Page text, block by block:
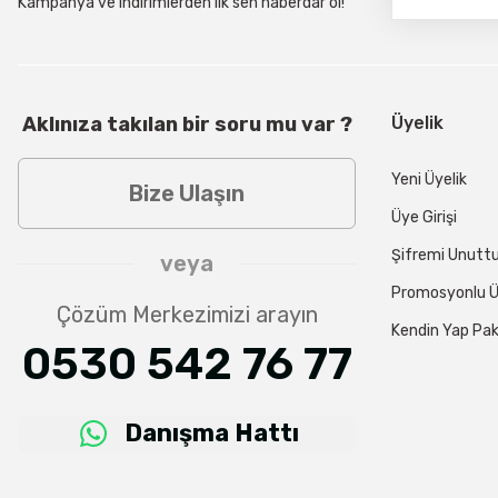
Aklınıza takılan bir soru mu var ?
Bize Ulaşın
veya
Çözüm Merkezimizi arayın
0530 542 76 77
Danışma Hattı
Üyelik
Yeni Üyelik
Üye Girişi
Şifremi
Promosyonlu
Kendin Yap